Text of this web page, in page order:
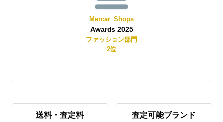
Mercari Shops
Awards 2025
ファッション部門
2位
送料・査定料 査定可能ブランド